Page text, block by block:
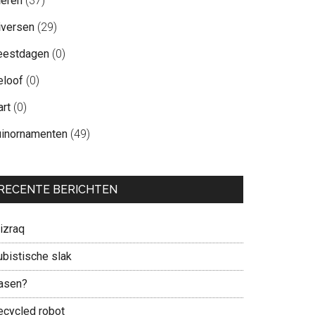
(29)
(0)
(0)
(0)
(49)
BERICHTEN
slak
robot